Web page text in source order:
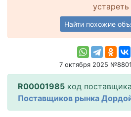
устареть
Найти похожие
7 октября 2025
R00001985 код
Поставщиков рынка